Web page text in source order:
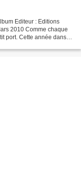
Editeur : Editions
2010 Comme chaque
port. Cette année dans